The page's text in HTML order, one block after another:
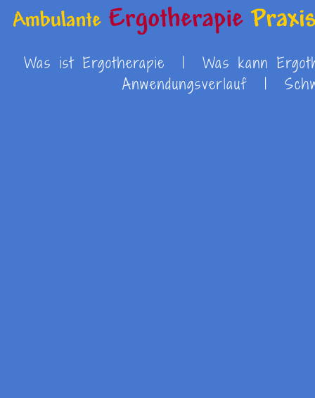
Was ist Ergotherapie | Was kann
Anwendungsverlauf |